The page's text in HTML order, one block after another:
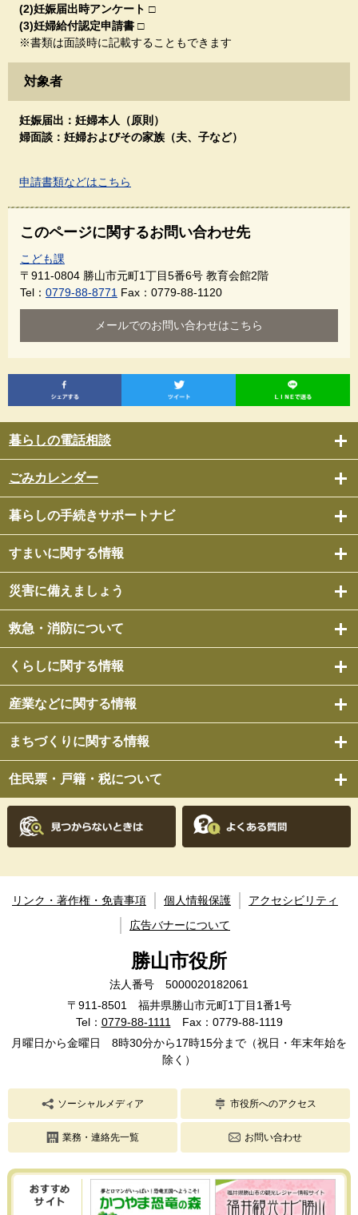
暮らしの電話相談
ごみカレンダー
暮らしの手続きサポートナビ
すまいに関する情報
災害に備えましょう
救急・消防について
くらしに関する情報
産業などに関する情報
まちづくりに関する情報
住民票・戸籍・税について
(2)妊娠届出時アンケート □
(3)妊婦給付認定申請書 □
※書類は面談時に記載することもできます
対象者
妊娠届出：妊婦本人（原則）
婦面談：妊婦およびその家族（夫、子など）
申請書類などはこちら
このページに関するお問い合わせ先
こども課
〒911-0804 勝山市元町1丁目5番6号 教育会館2階
Tel： 0779-88-8771 Fax：0779-88-1120
メールでのお問い合わせはこちら
リンク・著作権・免責事項 個人情報保護
アクセシビリティ
広告バナーについて
勝山市役所
法人番号 5000020182061
〒911-8501 福井県勝山市元町1丁目1番1号
Tel： 0779-88-1111Fax：0779-88-1119
月曜日から金曜日 8時30分から17時15分まで（祝日・年末年始を
除く）
ソーシャルメディア 市役所へのアクセス
業務・連絡先一覧 お問い合わせ